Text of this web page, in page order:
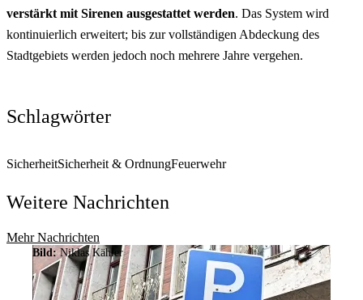
verstärkt mit Sirenen ausgestattet werden. Das System wird
kontinuierlich erweitert; bis zur vollständigen Abdeckung des
Stadtgebiets werden jedoch noch mehrere Jahre vergehen.
Schlagwörter
SicherheitSicherheit & OrdnungFeuerwehr
Weitere Nachrichten
Mehr Nachrichten
Bild: Niklas Kähler